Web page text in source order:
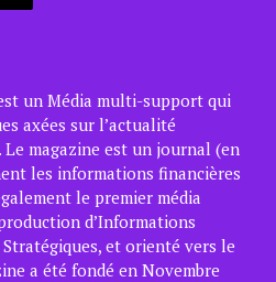
un Média multi-support qui
axées sur l’actualité
magazine est un journal (en
les informations financières
le premier média
d’Informations
et orienté vers le
a été fondé en Novembre